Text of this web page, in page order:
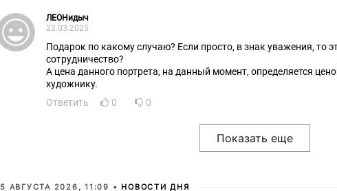
ЛЕОНидыч
23.03.2025
Подарок по какому случаю? Если просто, в знак уважения, то
сотрудничество?
А цена данного портрета, на данный момент, определяется
художнику.
Ответить
0 0
5 АВГУСТА 2026, 11:09 • НОВОСТИ ДНЯ